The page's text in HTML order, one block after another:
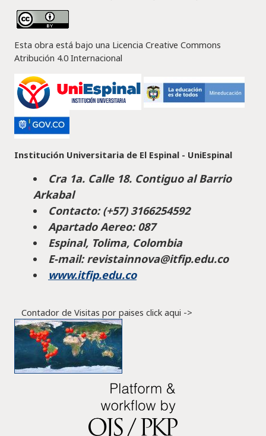
Esta obra está bajo una Licencia Creative Commons
Atribución 4.0 Internacional
Institución Universitaria de El Espinal - UniEspinal
Cra 1a. Calle 18. Contiguo al Barrio
Arkabal
Contacto: (+57) 3166254592
Apartado Aereo: 087
Espinal, Tolima, Colombia
E-mail: revistainnova@itfip.edu.co
www.itfip.edu.co
Contador de Visitas por paises click aqui ->